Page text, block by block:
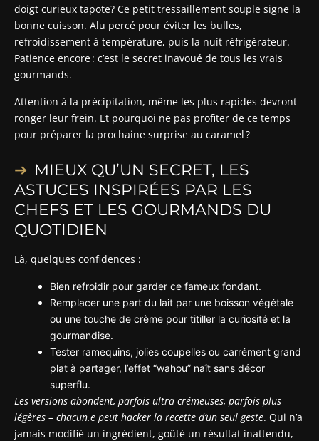
doigt curieux tapote? Ce petit tressaillement souple signe la
bonne cuisson. Alu percé pour éviter les bulles,
refroidissement à température, puis la nuit réfrigérateur.
Patience encore : c’est le secret inavoué de tous les vrais
gourmands.
Attention à la précipitation, même les plus rapides devront
ronger leur frein. Et pourquoi ne pas profiter de ce temps
pour préparer la prochaine surprise au caramel ?
MIEUX QU’UN SECRET, LES
ASTUCES INSPIRÉES PAR LES
CHEFS ET LES GOURMANDS DU
QUOTIDIEN
Là, quelques confidences :
Bien refroidir pour garder ce fameux fondant.
Remplacer une part du lait par une boisson végétale
ou une touche de crème pour titiller la curiosité et la
gourmandise.
Tester ramequins, jolies coupelles ou carrément grand
plat à partager, l’effet “wahou” naît sans décor
superflu.
Les versions abondent, parfois ultra crémeuses, parfois plus
légères – chacun.e peut hacker la recette d’un seul geste. Qui n’a
jamais modifié un ingrédient, goûté un résultat inattendu,